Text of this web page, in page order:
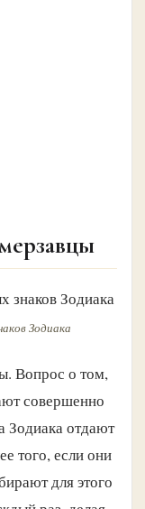
Зодиака
Вопрос о том,
совершенно
Зодиака отдают
того, если они
для этого